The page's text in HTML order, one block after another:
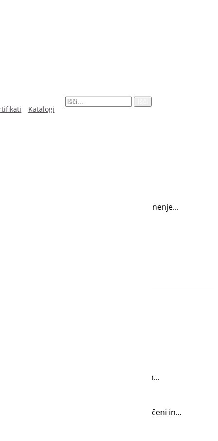
Katalogi
poplav. Vgrajeno imajo dvojno tesnenje...
med prostori in požarnimi sektorji. Na...
za vas v našem podjetju. Pooblaščeni in...